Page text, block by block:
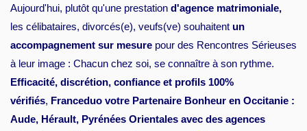
Aujourd'hui, plutôt qu'une prestation d'agence matrimoniale,
les célibataires, divorcés(e), veufs(ve) souhaitent un
accompagnement sur mesure pour des Rencontres Sérieuses
à leur image : Chacun chez soi, se connaître à son rythme.
Efficacité, discrétion, confiance et profils 100%
vérifiés, Franceduo votre Partenaire Bonheur en Occitanie :
Aude, Hérault, Pyrénées Orientales avec des agences